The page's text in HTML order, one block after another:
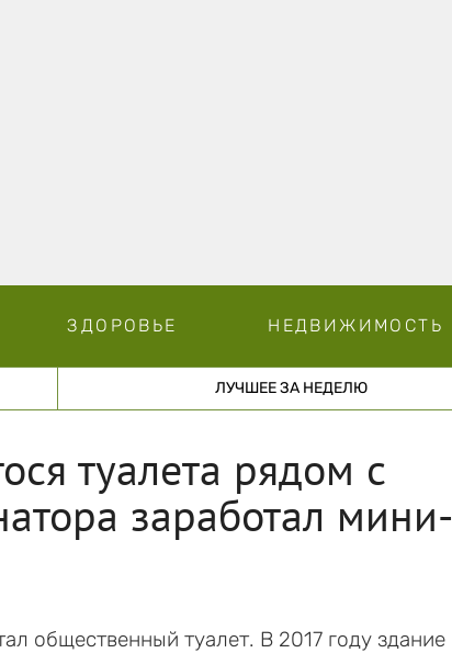
ЗДОРОВЬЕ НЕДВИЖИМОСТЬ
ЛУЧШЕЕ ЗА НЕДЕЛЮ
туалета рядом с
заработал мини-
общественный туалет. В 2017 году здание